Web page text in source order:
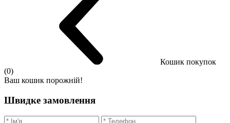
Кошик покупок
(0)
Ваш кошик порожній!
Швидке замовлення